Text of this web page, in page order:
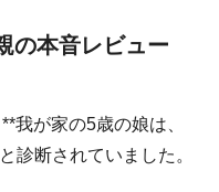
の本音レビュー
我が家の5歳の娘は、
診断されていました。